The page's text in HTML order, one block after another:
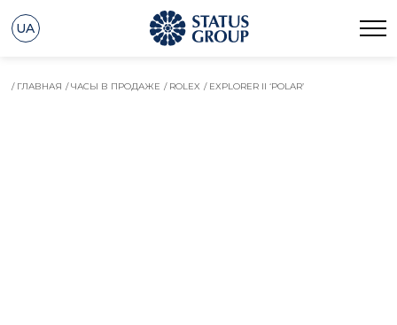
UA
/ ГЛАВНАЯ / ЧАСЫ В ПРОДАЖЕ / ROLEX / EXPLORER II ‘POLAR’